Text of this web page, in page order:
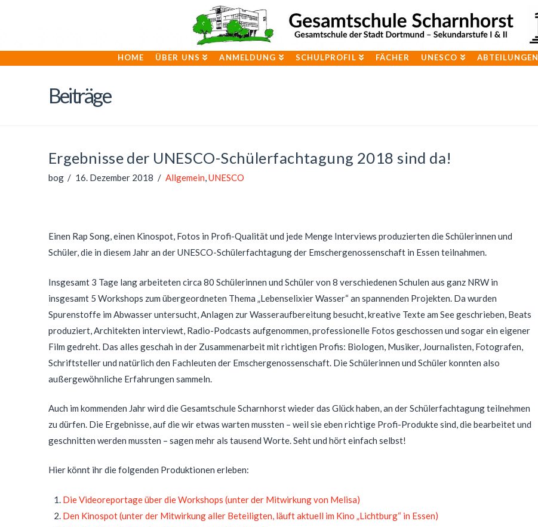
HOME ÜBER UNS ANMELDUNG SCHULPROFIL FÄCHER UNESCO ABTEILUNGEN
Beiträge
Ergebnisse der UNESCO-Schülerfachtagung 2018 sind da!
bog 16. Dezember 2018 Allgemein UNESCO
Einen Rap Song, einen Kinospot, Fotos in Profi-Qualität und jede Menge Interviews produzierten die Schülerinnen und
Schüler, die in diesem Jahr an der UNESCO-Schülerfachtagung der Emschergenossenschaft in Essen teilnahmen.
Insgesamt 3 Tage lang arbeiteten circa 80 Schülerinnen und Schüler von 8 verschiedenen Schulen aus ganz NRW in
insgesamt 5 Workshops zum übergeordneten Thema „Lebenselixier Wasser“ an spannenden Projekten. Da wurden
Spurenstoffe im Abwasser untersucht, Anlagen zur Wasseraufbereitung besucht, kreative Texte am See geschrieben, Beats
produziert, Architekten interviewt, Radio-Podcasts aufgenommen, professionelle Fotos geschossen und sogar ein eigener
Film gedreht. Das alles geschah in der Zusammenarbeit mit richtigen Profis: Biologen, Musiker, Journalisten, Fotografen,
Schriftsteller und natürlich den Fachleuten der Emschergenossenschaft. Die Schülerinnen und Schüler konnten also
außergewöhnliche Erfahrungen sammeln.
Auch im kommenden Jahr wird die Gesamtschule Scharnhorst wieder das Glück haben, an der Schülerfachtagung teilnehmen
zu dürfen. Die Ergebnisse, auf die wir etwas warten mussten – weil sie eben richtige Profi-Produkte sind, die bearbeitet und
geschnitten werden mussten – sagen mehr als tausend Worte. Seht und hört einfach selbst!
Hier könnt ihr die folgenden Produktionen erleben:
Die Videoreportage über die Workshops (unter der Mitwirkung von Melisa)
Den Kinospot (unter der Mitwirkung aller Beteiligten, läuft aktuell im Kino „Lichtburg“ in Essen)